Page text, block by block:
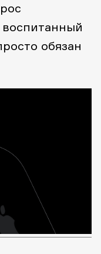
обязан